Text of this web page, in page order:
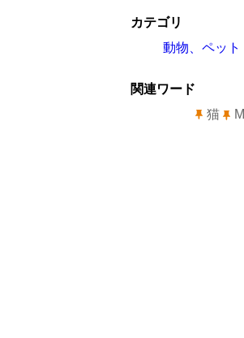
カテゴリ
動物、ペット
関連ワード
猫
M